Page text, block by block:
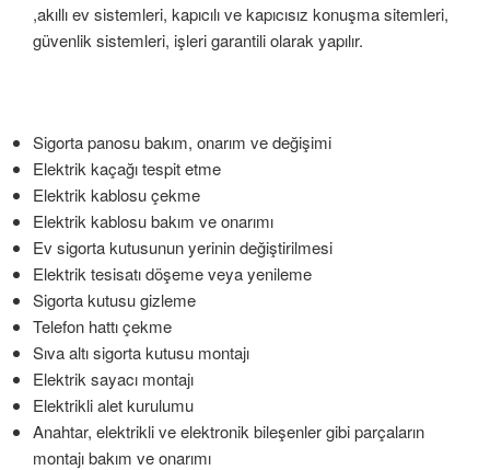
,akıllı ev sistemleri, kapıcılı ve kapıcısız konuşma sitemleri,
güvenlik sistemleri, işleri garantili olarak yapılır.
Sigorta panosu bakım, onarım ve değişimi
Elektrik kaçağı tespit etme
Elektrik kablosu çekme
Elektrik kablosu bakım ve onarımı
Ev sigorta kutusunun yerinin değiştirilmesi
Elektrik tesisatı döşeme veya yenileme
Sigorta kutusu gizleme
Telefon hattı çekme
Sıva altı sigorta kutusu montajı
Elektrik sayacı montajı
Elektrikli alet kurulumu
Anahtar, elektrikli ve elektronik bileşenler gibi parçaların
montajı bakım ve onarımı